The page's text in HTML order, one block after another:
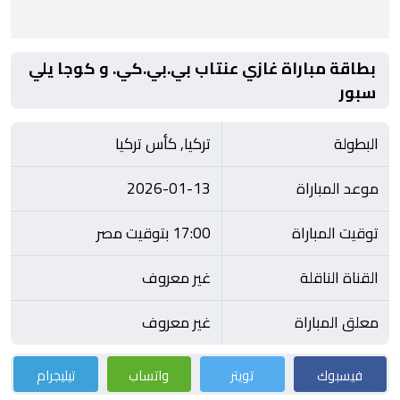
بطاقة مباراة غازي عنتاب بي.بي.كي. و كوجا يلي
سبور
البطولة
تركيا, كأس تركيا
موعد المباراة
2026-01-13
توقيت المباراة
17:00 بتوقيت مصر
القناة الناقلة
غير معروف
معلق المباراة
غير معروف
فيسبوك تويتر واتساب تيليجرام